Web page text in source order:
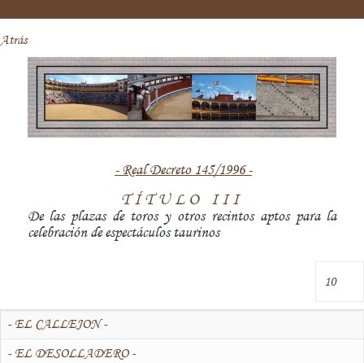
Atrás
- Real Decreto 145/1996 -
TÍTULO III
De las plazas de toros y otros recintos aptos para la
celebración de espectáculos taurinos
- EL CALLEJON -
- EL DESOLLADERO -